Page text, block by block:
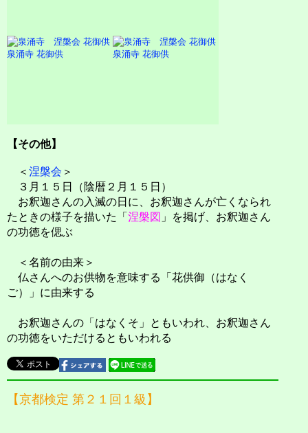
泉涌寺 花御供 泉涌寺 花御供
【その他】
＜ 涅槃会 ＞
３月１５日（陰暦２月１５日）
お釈迦さんの入滅の日に、お釈迦さんが亡くなられ
たときの様子を描いた「 涅槃図 」を掲げ、お釈迦さん
の功徳を偲ぶ
＜名前の由来＞
仏さんへのお供物を意味する「花供御（はなく
ご）」に由来する
お釈迦さんの「はなくそ」ともいわれ、お釈迦さん
の功徳をいただけるともいわれる
【京都検定 第２１回１級】